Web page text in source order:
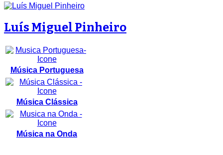
Luís Miguel Pinheiro
Música Portuguesa
Música Clássica
Música na Onda